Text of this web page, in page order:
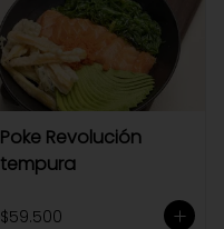
Poke Revolución
tempura
$59.500